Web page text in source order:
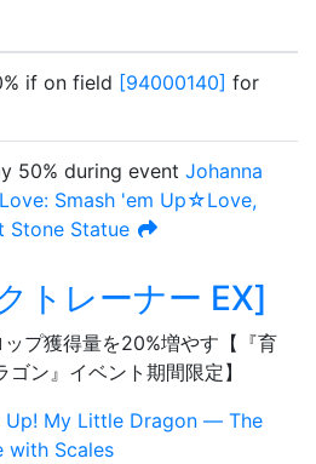
if on field [94000140] for
50% during event Johanna
Smash 'em Up☆Love,
Stone Statue
トレーナー EX]
プ獲得量を20%増やす【『育
ン』イベント期間限定】
Up! My Little Dragon — The
with Scales